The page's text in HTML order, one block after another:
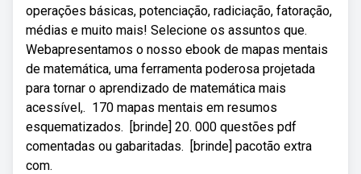
operações básicas, potenciação, radiciação, fatoração,
médias e muito mais! Selecione os assuntos que.
Webapresentamos o nosso ebook de mapas mentais
de matemática, uma ferramenta poderosa projetada
para tornar o aprendizado de matemática mais
acessível,. ️ 170 mapas mentais em resumos
esquematizados. ️ [brinde] 20. 000 questões pdf
comentadas ou gabaritadas. ️ [brinde] pacotão extra
com.